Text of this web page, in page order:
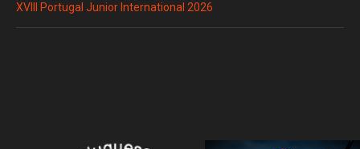
XVIII Portugal Junior International 2026